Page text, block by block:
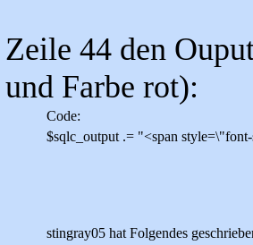
Zeile 44 den
und Farbe rot):
Code:
$sqlc_output .= "<span
stingray05 hat Folgendes